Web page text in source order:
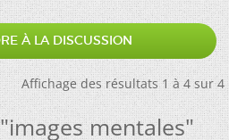
À LA DISCUSSION
Affichage des résultats 1 à 4 sur 4
mentales"